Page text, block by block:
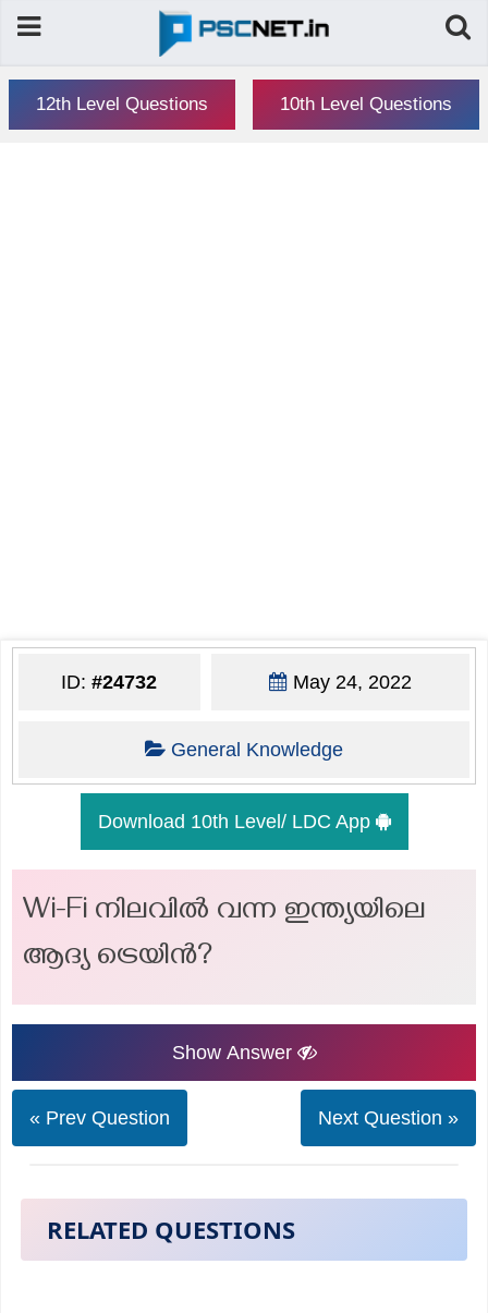
12th Level Questions 10th Level Questions
ID:#24732 May 24, 2022
General Knowledge
Download 10th Level/ LDC App
Wi-Fi നിലവിൽ വന്ന ഇന്ത്യയിലെ
ആദ്യ ട്രെയിൻ?
Show Answer
« Prev Question Next Question »
RELATED QUESTIONS